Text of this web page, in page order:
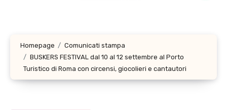
Homepage
Comunicati stampa
BUSKERS FESTIVAL dal 10 al 12 settembre al Porto
Turistico di Roma con circensi, giocolieri e cantautori